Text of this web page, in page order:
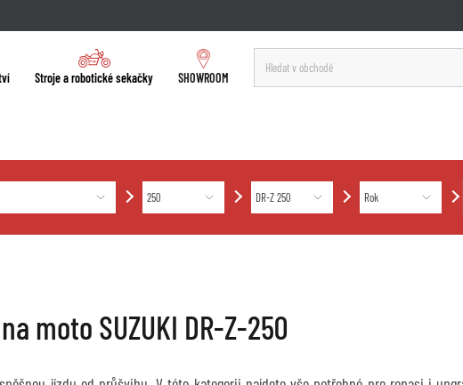
Stroje a robotické sekačky SHOWROOM
moto SUZUKI DR-Z-250